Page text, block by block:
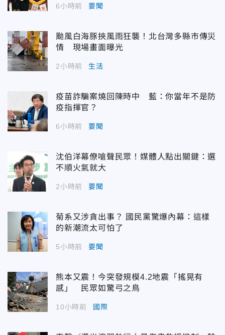
6小時前 要聞
颱風白海豚挾風雨狂襲！北台灣多縣市傳災
情 現場畫面曝光
2小時前 生活
疫苗詐騙案燒回陳時中 藍：你當年不是防
疫指揮官？
6小時前 要聞
沈伯洋幕僚嗆聲民眾！媒體人點出關鍵：選
不順火氣就大
2小時前 要聞
菊系又涉貪出事？ 國民黨驚爆內幕：這樣
的新潮流太可怕了
5小時前 要聞
熊本又震！今突發規模4.2地震「搖晃有
感」 民眾如驚弓之鳥
10小時前 國際